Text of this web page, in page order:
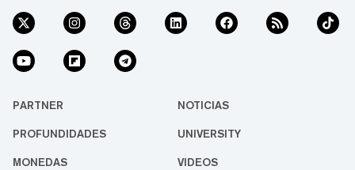
PARTNER NOTICIAS
PROFUNDIDADES UNIVERSITY
MONEDAS VIDEOS